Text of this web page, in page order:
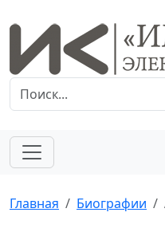
Главная Биографии